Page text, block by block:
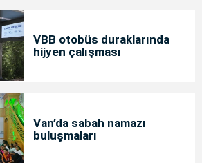
VBB otobüs duraklarında
hijyen çalışması
Van’da sabah namazı
buluşmaları